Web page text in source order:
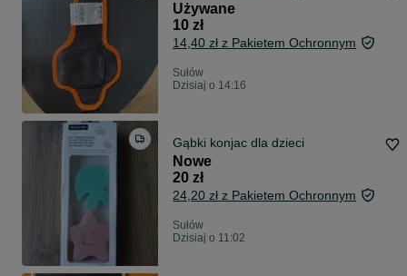
Używane
10 zł
14,40 zł z Pakietem Ochronnym
Sułów
Dzisiaj o 14:16
Gąbki konjac dla dzieci
Nowe
20 zł
24,20 zł z Pakietem Ochronnym
Sułów
Dzisiaj o 11:02